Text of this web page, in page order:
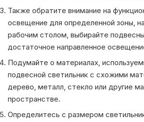
Также обратите внимание на
освещение для определенной зоны,
рабочим столом, выбирайте
достаточное направленное
Подумайте о материалах,
подвесной светильник с схожими
дерево, металл, стекло или другие
пространстве.
Определитесь с размером